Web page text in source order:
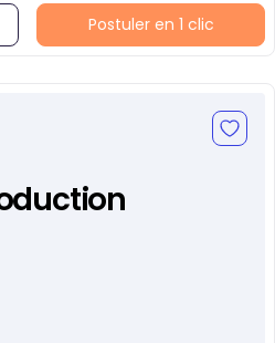
Postuler en 1 clic